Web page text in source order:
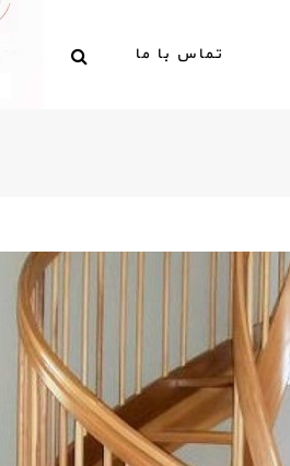
تماس با ما